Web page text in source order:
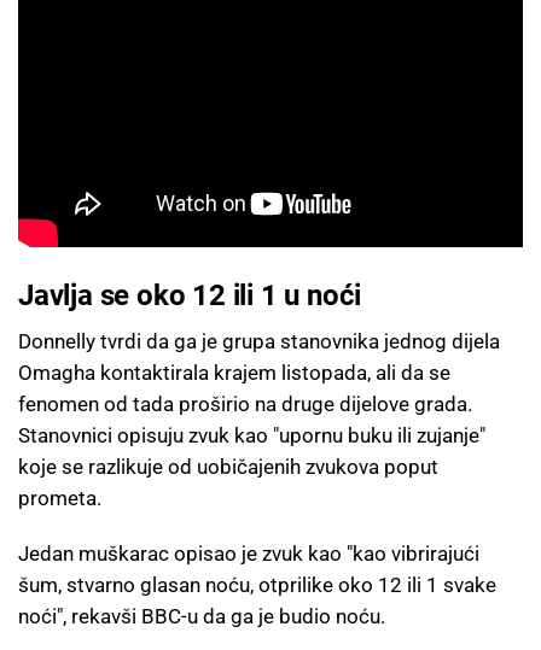
Javlja se oko 12 ili 1 u noći
Donnelly tvrdi da ga je grupa stanovnika jednog dijela
Omagha kontaktirala krajem listopada, ali da se
fenomen od tada proširio na druge dijelove grada.
Stanovnici opisuju zvuk kao "upornu buku ili zujanje"
koje se razlikuje od uobičajenih zvukova poput
prometa.
Jedan muškarac opisao je zvuk kao "kao vibrirajući
šum, stvarno glasan noću, otprilike oko 12 ili 1 svake
noći", rekavši BBC-u da ga je budio noću.